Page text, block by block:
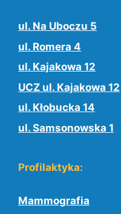
ul. Na Uboczu 5
ul. Romera 4
ul. Kajakowa 12
UCZ ul. Kajakowa 12
ul. Kłobucka 14
ul. Samsonowska 1
Profilaktyka:
Mammografia